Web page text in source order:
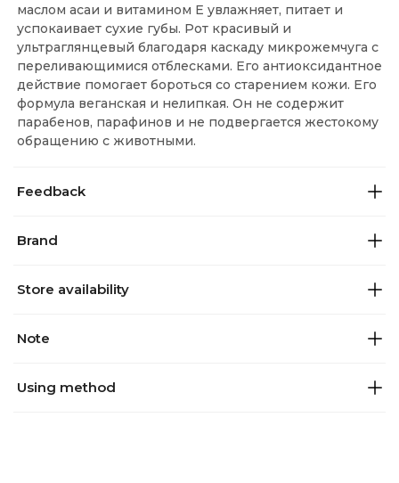
маслом асаи и витамином Е увлажняет, питает и
успокаивает сухие губы. Рот красивый и
ультраглянцевый благодаря каскаду микрожемчуга с
переливающимися отблесками. Его антиоксидантное
действие помогает бороться со старением кожи. Его
формула веганская и нелипкая. Он не содержит
парабенов, парафинов и не подвергается жестокому
обращению с животными.
Feedback
Brand
Store availability
Note
Using method